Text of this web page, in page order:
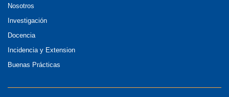
Nosotros
Investigación
Docencia
Incidencia y Extension
Buenas Prácticas